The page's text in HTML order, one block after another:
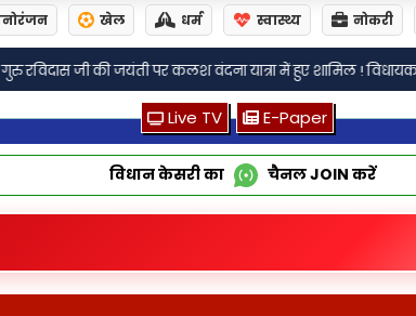
खेल धर्म स्वास्थ्य नोकरी
यात्रा में हुए शामिल ! विधायक ने कलश सिर पर रखकर की पैदल
Live TV E-Paper
विधान केसरी का चैनलJOIN करें